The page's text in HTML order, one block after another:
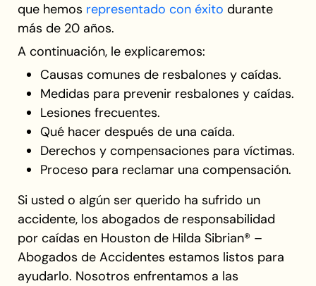
que hemos representado con éxito durante
más de 20 años.
A continuación, le explicaremos:
Causas comunes de resbalones y caídas.
Medidas para prevenir resbalones y caídas.
Lesiones frecuentes.
Qué hacer después de una caída.
Derechos y compensaciones para víctimas.
Proceso para reclamar una compensación.
Si usted o algún ser querido ha sufrido un
accidente, los abogados de responsabilidad
por caídas en Houston de Hilda Sibrian® –
Abogados de Accidentes estamos listos para
ayudarlo. Nosotros enfrentamos a las